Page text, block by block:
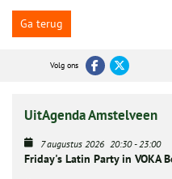
Ga terug
Volg ons
UitAgenda Amstelveen
7 augustus 2026 20:30-23:00
Friday's Latin Party in VOKA